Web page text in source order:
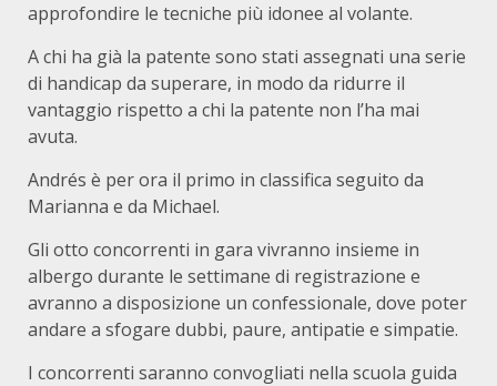
approfondire le tecniche più idonee al volante.
A chi ha già la patente sono stati assegnati una serie
di handicap da superare, in modo da ridurre il
vantaggio rispetto a chi la patente non l’ha mai
avuta.
Andrés è per ora il primo in classifica seguito da
Marianna e da Michael.
Gli otto concorrenti in gara vivranno insieme in
albergo durante le settimane di registrazione e
avranno a disposizione un confessionale, dove poter
andare a sfogare dubbi, paure, antipatie e simpatie.
I concorrenti saranno convogliati nella scuola guida